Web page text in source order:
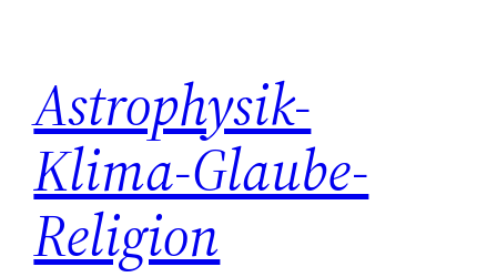
springen
Astrophysik-
Klima-Glaube-
Religion